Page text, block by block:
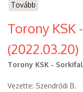
Tovább
(2022.03.21.))
Torony KSK
(2022.03.20)
Torony KSK -
Vezette: Szendrődi B.